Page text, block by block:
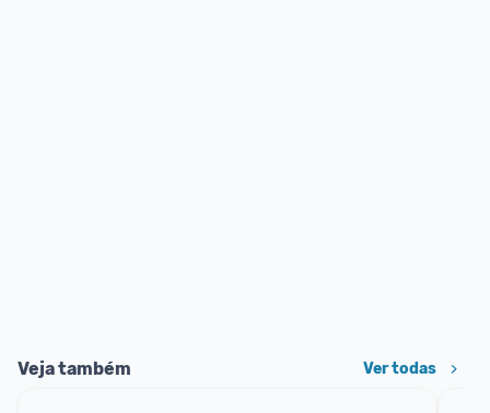
Veja também Ver todas